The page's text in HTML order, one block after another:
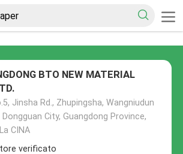
BTO NEW MATERIAL
Jinsha Rd., Zhupingsha, Wangniudun
Dongguan City, Guangdong Province,
CINA
verificato